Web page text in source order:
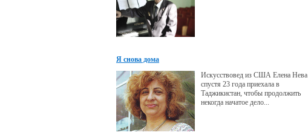
Я снова дома
Искусствовед из США Елена Нева
спустя 23 года приехала в
Таджикистан, чтобы продолжить
некогда начатое дело...